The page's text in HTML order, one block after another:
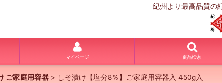
紀州より最高品質の
マイページ 商品検索
ご家庭用容器 > しそ漬け【塩分8％】ご家庭用容器入 450g入